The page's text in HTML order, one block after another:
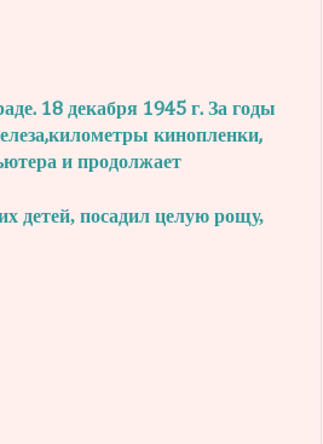
18 декабря 1945 г. За годы
километры кинопленки,
и продолжает
детей, посадил целую рощу,